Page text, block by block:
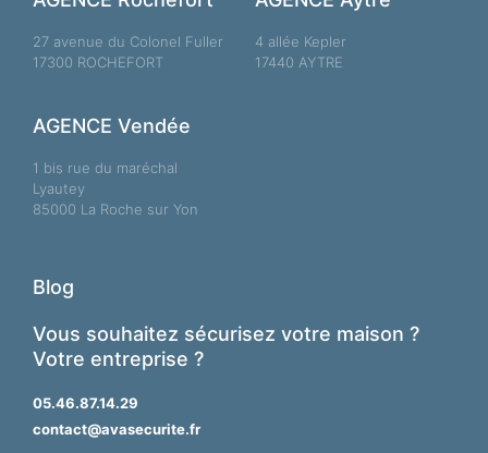
27 avenue du Colonel Fuller
17300 ROCHEFORT
4 allée Kepler
17440 AYTRE
AGENCE Vendée
1 bis rue du maréchal
Lyautey
85000 La Roche sur Yon
Blog
Vous souhaitez sécurisez votre maison ?
Votre entreprise ?
05.46.87.14.29
contact@avasecurite.fr